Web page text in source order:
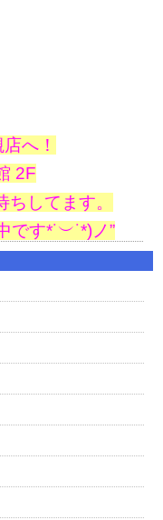
へ！
2F
してます。
す*˙︶˙*)ノ”